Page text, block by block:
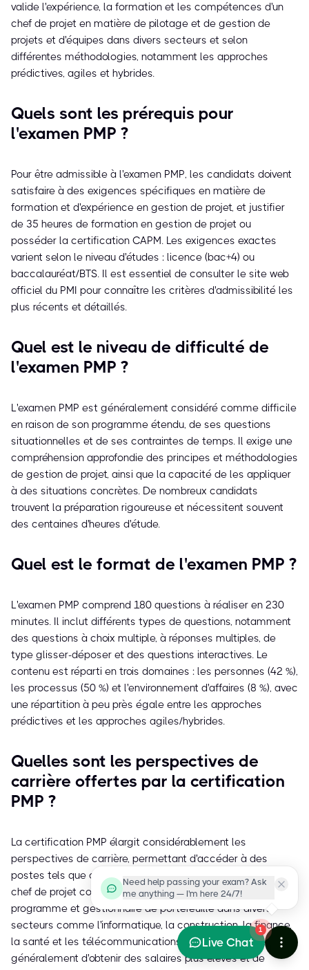
valide l'expérience, la formation et les compétences d'un
chef de projet en matière de pilotage et de gestion de
projets et d'équipes dans divers secteurs et selon
différentes méthodologies, notamment les approches
prédictives, agiles et hybrides.
Quels sont les prérequis pour
l'examen PMP ?
Pour être admissible à l'examen PMP, les candidats doivent
satisfaire à des exigences spécifiques en matière de
formation et d'expérience en gestion de projet, et justifier
de 35 heures de formation en gestion de projet ou
posséder la certification CAPM. Les exigences exactes
varient selon le niveau d'études : licence (bac+4) ou
baccalauréat/BTS. Il est essentiel de consulter le site web
officiel du PMI pour connaître les critères d'admissibilité les
plus récents et détaillés.
Quel est le niveau de difficulté de
l'examen PMP ?
L'examen PMP est généralement considéré comme difficile
en raison de son programme étendu, de ses questions
situationnelles et de ses contraintes de temps. Il exige une
compréhension approfondie des principes et méthodologies
de gestion de projet, ainsi que la capacité de les appliquer
à des situations concrètes. De nombreux candidats
trouvent la préparation rigoureuse et nécessitent souvent
des centaines d'heures d'étude.
Quel est le format de l'examen PMP ?
L'examen PMP comprend 180 questions à réaliser en 230
minutes. Il inclut différents types de questions, notamment
des questions à choix multiple, à réponses multiples, de
type glisser-déposer et des questions interactives. Le
contenu est réparti en trois domaines : les personnes (42 %),
les processus (50 %) et l'environnement d'affaires (8 %), avec
une répartition à peu près égale entre les approches
prédictives et les approches agiles/hybrides.
Quelles sont les perspectives de
carrière offertes par la certification
PMP ?
La certification PMP élargit considérablement les
perspectives de carrière, permettant d'accéder à des
postes tels que chef de projet, chef de projet informatique,
chef de projet construction, chef de produit, chef de
programme et gestionnaire de portefeuille dans divers
secteurs comme l'informatique, la construction, la finance,
la santé et les télécommunications. Elle permet également
généralement d'obtenir des salaires plus élevés et de
Need help passing your exam? Ask
me anything — I'm here 24/7!
1
Live Chat